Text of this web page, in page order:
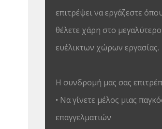
επιτρέψει να εργάζεστε
θέλετε χάρη στο
ευέλικτων χώρων εργασίας.
Η συνδρομή μας σας
• Να γίνετε μέλος μιας
επαγγελματιών